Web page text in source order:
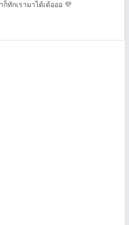
ทักเรามาได้เด้อออ 💜